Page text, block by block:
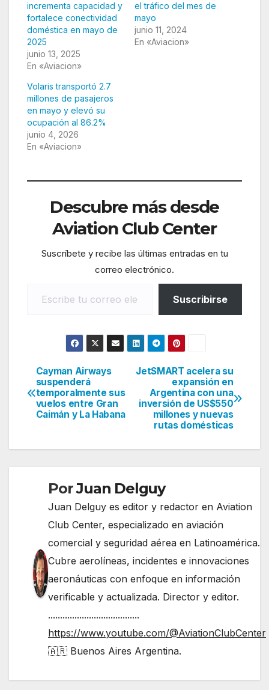
incrementa capacidad y
fortalece conectividad
doméstica en mayo de
2025
junio 13, 2025
En «Aviacion»
el tráfico del mes de
mayo
junio 11, 2024
En «Aviacion»
Volaris transportó 2.7
millones de pasajeros
en mayo y elevó su
ocupación al 86.2%
junio 4, 2026
En «Aviacion»
Descubre más desde
Aviation Club Center
Suscríbete y recibe las últimas entradas en tu
correo electrónico.
Suscribirse
Navegación
de
entradas
JetSMART acelera su
expansión en
Argentina con una
inversión de US$550
millones y nuevas
rutas domésticas
Cayman Airways
suspenderá
temporalmente sus
vuelos entre Gran
Caimán y La Habana
PorJuan Delguy
Juan Delguy es editor y redactor en Aviation
Club Center, especializado en aviación
comercial y seguridad aérea en Latinoamérica.
Cubre aerolíneas, incidentes e innovaciones
aeronáuticas con enfoque en información
verificable y actualizada. Director y editor.
......................................
https://www.youtube.com/@AviationClubCenter
🇦🇷 Buenos Aires Argentina.